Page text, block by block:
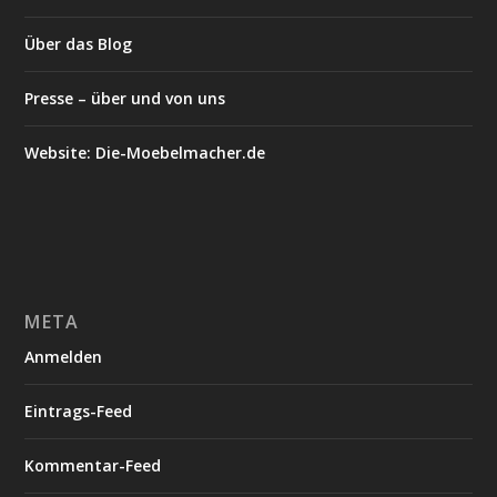
Über das Blog
Presse – über und von uns
Website: Die-Moebelmacher.de
META
Anmelden
Eintrags-Feed
Kommentar-Feed